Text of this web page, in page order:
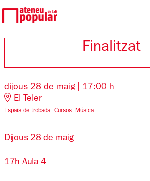
Finalitzat
dijous 28 de maig
17:00 h
El Teler
Espais de trobada Cursos Música
Dijous 28 de maig
17h Aula 4